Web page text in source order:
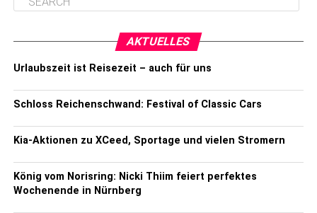
AKTUELLES
Urlaubszeit ist Reisezeit – auch für uns
Schloss Reichenschwand: Festival of Classic Cars
Kia-Aktionen zu XCeed, Sportage und vielen Stromern
König vom Norisring: Nicki Thiim feiert perfektes
Wochenende in Nürnberg